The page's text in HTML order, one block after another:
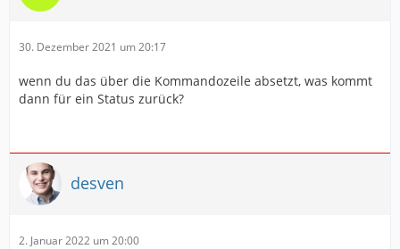
30. Dezember 2021 um 20:17
wenn du das über die Kommandozeile absetzt, was kommt
dann für ein Status zurück?
desven
2. Januar 2022 um 20:00